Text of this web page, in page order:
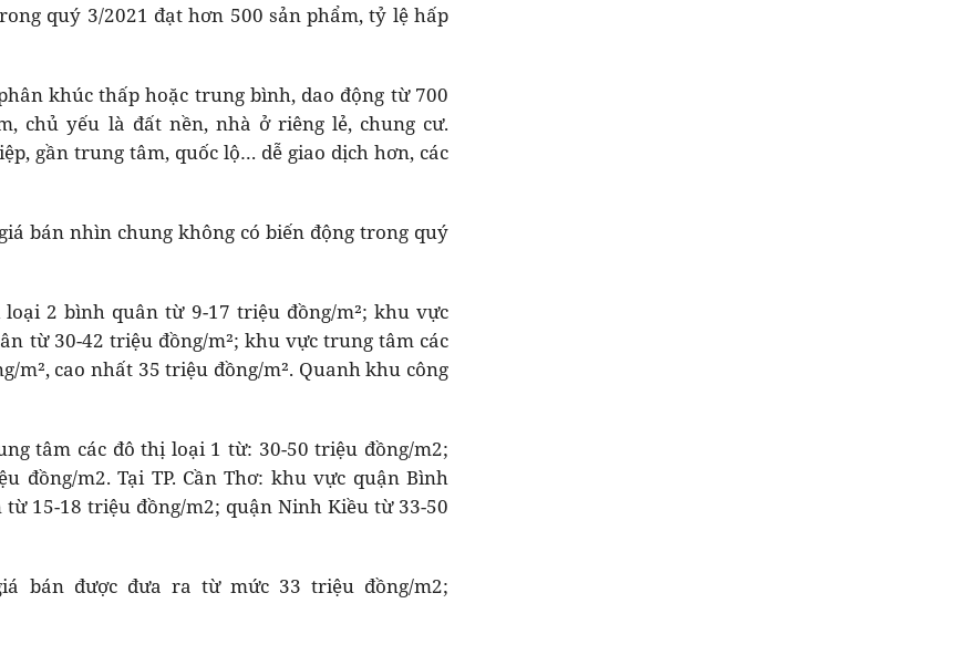
quý 3/2021 đạt hơn 500 sản phẩm, tỷ lệ hấp
khúc thấp hoặc trung bình, dao động từ 700
chủ yếu là đất nền, nhà ở riêng lẻ, chung cư.
gần trung tâm, quốc lộ… dễ giao dịch hơn, các
bán nhìn chung không có biến động trong quý
2 bình quân từ 9-17 triệu đồng/m²; khu vực
từ 30-42 triệu đồng/m²; khu vực trung tâm các
cao nhất 35 triệu đồng/m². Quanh khu công
tâm các đô thị loại 1 từ: 30-50 triệu đồng/m2;
đồng/m2. Tại TP. Cần Thơ: khu vực quận Bình
15-18 triệu đồng/m2; quận Ninh Kiều từ 33-50
bán được đưa ra từ mức 33 triệu đồng/m2;